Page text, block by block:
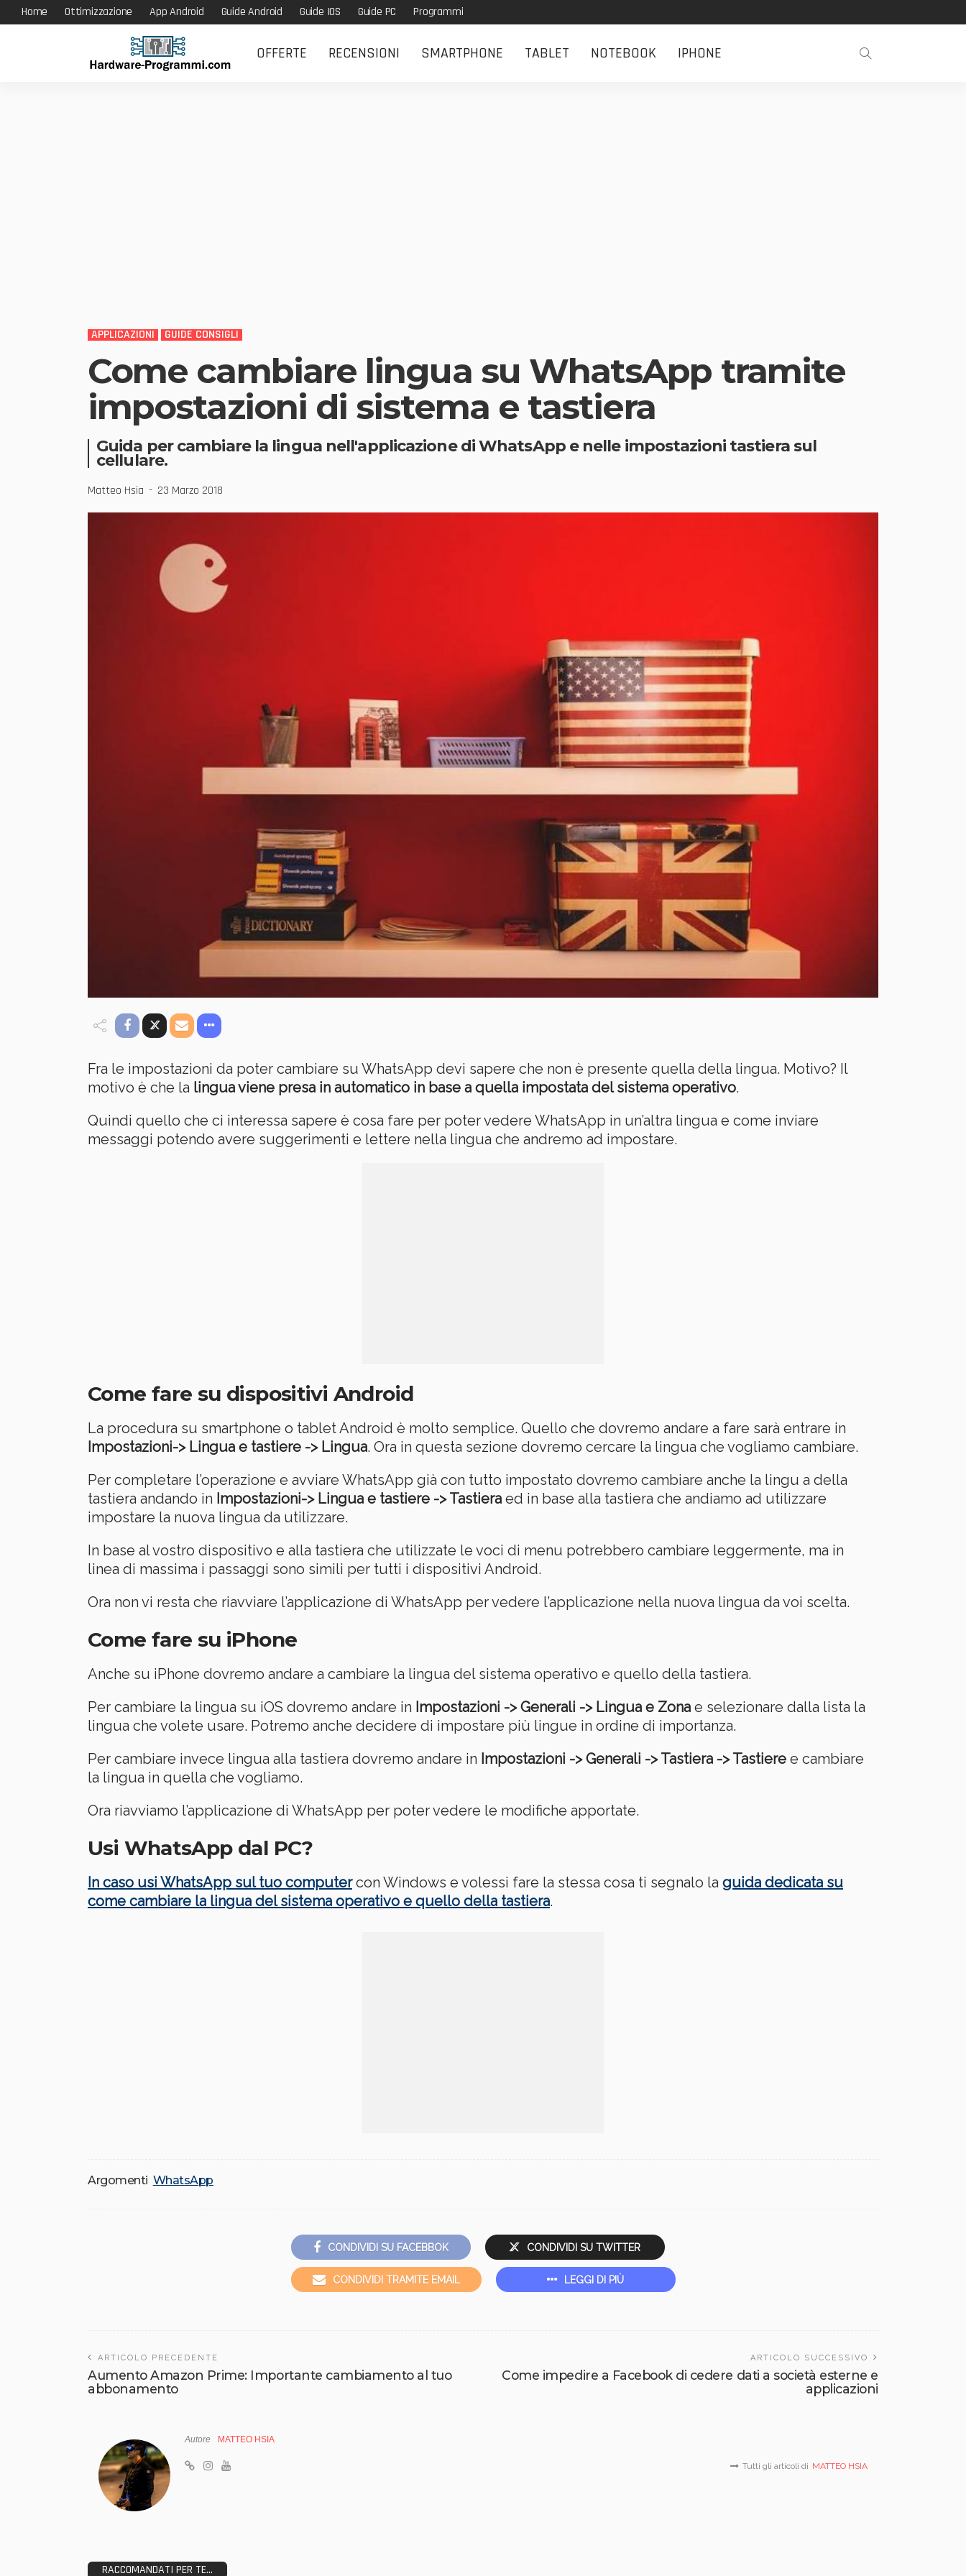
Home Ottimizzazione App Android Guide Android Guide IOS Guide PC Programmi
OFFERTE RECENSIONI SMARTPHONE TABLET NOTEBOOK IPHONE
APPLICAZIONI GUIDE CONSIGLI
Come cambiare lingua su WhatsApp tramite
impostazioni di sistema e tastiera
Guida per cambiare la lingua nell'applicazione di WhatsApp e nelle impostazioni tastiera sul
cellulare.
Matteo Hsia 23 Marzo 2018
Fra le impostazioni da poter cambiare su WhatsApp devi sapere che non è presente quella della lingua. Motivo? Il
motivo è che la lingua viene presa in automatico in base a quella impostata del sistema operativo.
Quindi quello che ci interessa sapere è cosa fare per poter vedere WhatsApp in un’altra lingua e come inviare
messaggi potendo avere suggerimenti e lettere nella lingua che andremo ad impostare.
Come fare su dispositivi Android
La procedura su smartphone o tablet Android è molto semplice. Quello che dovremo andare a fare sarà entrare in
Impostazioni-> Lingua e tastiere -> Lingua. Ora in questa sezione dovremo cercare la lingua che vogliamo cambiare.
Per completare l’operazione e avviare WhatsApp già con tutto impostato dovremo cambiare anche la lingu a della
tastiera andando in Impostazioni-> Lingua e tastiere -> Tastiera ed in base alla tastiera che andiamo ad utilizzare
impostare la nuova lingua da utilizzare.
In base al vostro dispositivo e alla tastiera che utilizzate le voci di menu potrebbero cambiare leggermente, ma in
linea di massima i passaggi sono simili per tutti i dispositivi Android.
Ora non vi resta che riavviare l’applicazione di WhatsApp per vedere l’applicazione nella nuova lingua da voi scelta.
Come fare su iPhone
Anche su iPhone dovremo andare a cambiare la lingua del sistema operativo e quello della tastiera.
Per cambiare la lingua su iOS dovremo andare in Impostazioni -> Generali -> Lingua e Zona e selezionare dalla lista la
lingua che volete usare. Potremo anche decidere di impostare più lingue in ordine di importanza.
Per cambiare invece lingua alla tastiera dovremo andare in Impostazioni -> Generali -> Tastiera -> Tastiere e cambiare
la lingua in quella che vogliamo.
Ora riavviamo l’applicazione di WhatsApp per poter vedere le modifiche apportate.
Usi WhatsApp dal PC?
In caso usi WhatsApp sul tuo computercon Windows e volessi fare la stessa cosa ti segnalo la guida dedicata su
come cambiare la lingua del sistema operativo e quello della tastiera.
Argomenti WhatsApp
CONDIVIDI SU FACEBBOK CONDIVIDI SU TWITTER
CONDIVIDI TRAMITE EMAIL LEGGI DI PIÙ
ARTICOLO PRECEDENTE
Aumento Amazon Prime: Importante cambiamento al tuo
abbonamento
ARTICOLO SUCCESSIVO
Come impedire a Facebook di cedere dati a società esterne e
applicazioni
Autore MATTEO HSIA
Tutti gli articoli di MATTEO HSIA
RACCOMANDATI PER TE...